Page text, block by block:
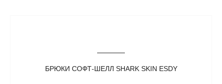
БРЮКИ СОФТ-ШЕЛЛ SHARK SKIN ESDY